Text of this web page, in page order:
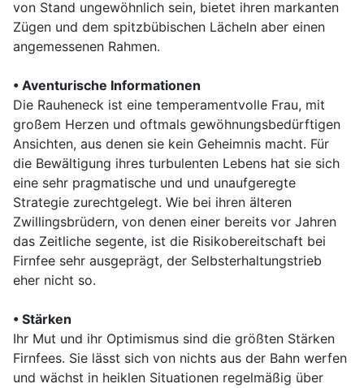
von Stand ungewöhnlich sein, bietet ihren markanten
Zügen und dem spitzbübischen Lächeln aber einen
angemessenen Rahmen.
• Aventurische Informationen
Die Rauheneck ist eine temperamentvolle Frau, mit
großem Herzen und oftmals gewöhnungsbedürftigen
Ansichten, aus denen sie kein Geheimnis macht. Für
die Bewältigung ihres turbulenten Lebens hat sie sich
eine sehr pragmatische und und unaufgeregte
Strategie zurechtgelegt. Wie bei ihren älteren
Zwillingsbrüdern, von denen einer bereits vor Jahren
das Zeitliche segente, ist die Risikobereitschaft bei
Firnfee sehr ausgeprägt, der Selbsterhaltungstrieb
eher nicht so.
• Stärken
Ihr Mut und ihr Optimismus sind die größten Stärken
Firnfees. Sie lässt sich von nichts aus der Bahn werfen
und wächst in heiklen Situationen regelmäßig über